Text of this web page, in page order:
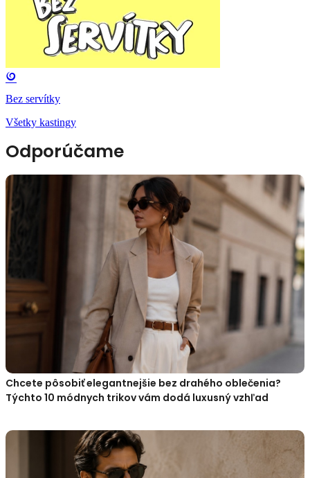
Bez servítky
Všetky kastingy
Odporúčame
Chcete pôsobiť elegantnejšie bez drahého oblečenia?
Týchto 10 módnych trikov vám dodá luxusný vzhľad